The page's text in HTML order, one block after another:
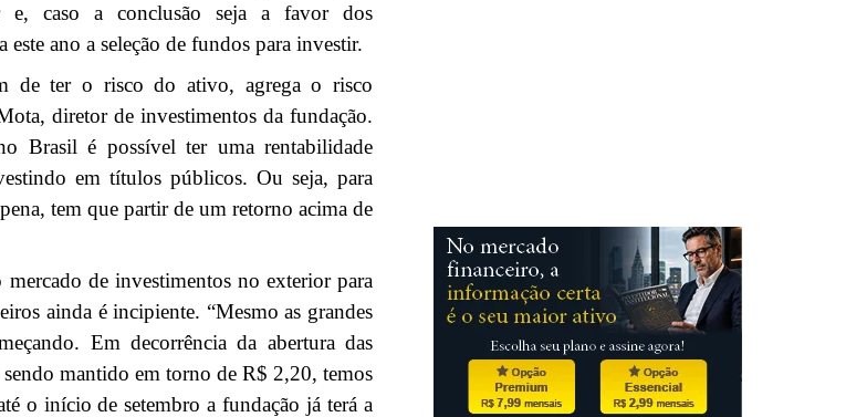
e, caso a conclusão seja a favor dos
ano a seleção de fundos para investir.
de ter o risco do ativo, agrega o risco
diretor de investimentos da fundação.
Brasil é possível ter uma rentabilidade
em títulos públicos. Ou seja, para
tem que partir de um retorno acima de
de investimentos no exterior para
ainda é incipiente. “Mesmo as grandes
Em decorrência da abertura das
mantido em torno de R$ 2,20, temos
o início de setembro a fundação já terá a